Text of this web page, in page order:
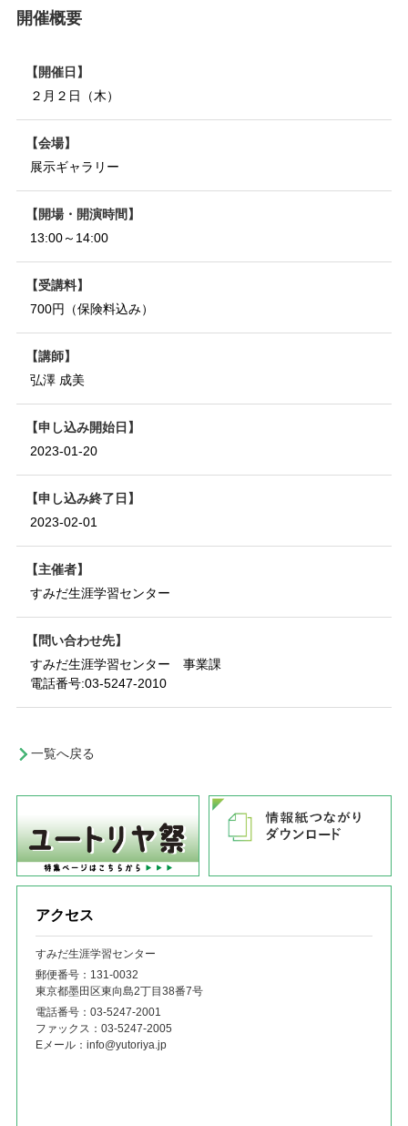
開催概要
開催日
２月２日（木）
会場
展示ギャラリー
開場・開演時間
13:00～14:00
受講料
700円（保険料込み）
講師
弘澤 成美
申し込み開始日
2023-01-20
申し込み終了日
2023-02-01
主催者
すみだ生涯学習センター
問い合わせ先
すみだ生涯学習センター 事業課
電話番号:03-5247-2010
一覧へ戻る
アクセス
すみだ生涯学習センター
郵便番号：131‐0032
東京都墨田区東向島2丁目38番7号
電話番号： 03-5247-2001
ファックス： 03-5247-2005
Eメール： info@yutoriya.jp